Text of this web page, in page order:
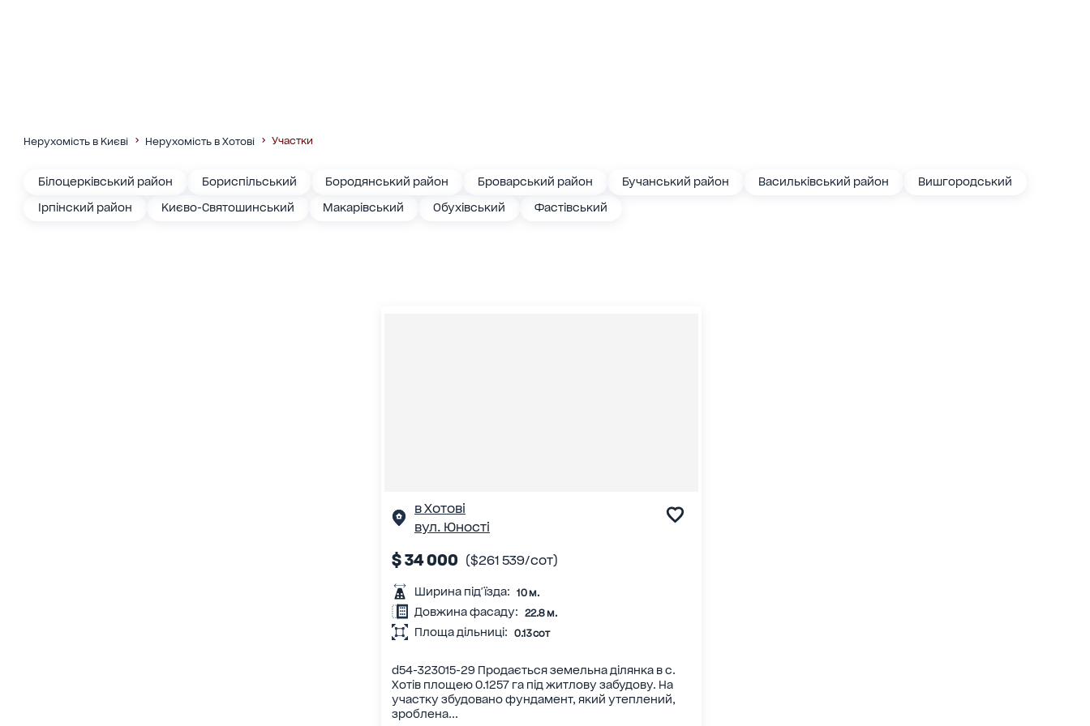
Нерухомість в Києві Нерухомість в Хотові Участки
Білоцерківський район Бориспільський Бородянський район Броварський район Бучанський район Васильківський район
Вишгородський
Ірпінский район
Києво-Святошинський Макарівський Обухівський Фастівський
в Хотові
вул. Юності
$ 34 000 ($261 539/сот)
Ширина під'їзда: 10 м.
Довжина фасаду: 22.8 м.
Площа дільниці: 0.13 сот
d54-323015-29 Продається земельна ділянка в с.
Хотів площею 0.1257 га під житлову забудову. На
участку збудовано фундамент, який утеплений,
зроблена...